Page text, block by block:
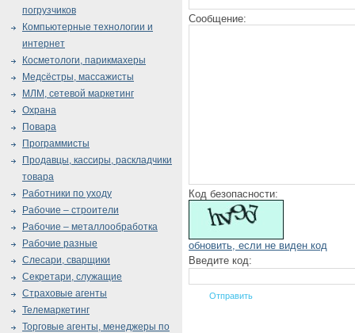
Сообщение:
Код безопасности:
обновить, если не виден код
Введите код:
погрузчиков
Компьютерные технологии и
интернет
Косметологи, парикмахеры
Медсёстры, массажисты
МЛМ, сетевой маркетинг
Охрана
Повара
Программисты
Продавцы, кассиры, раскладчики
товара
Работники по уходу
Рабочие – строители
Рабочие – металлообработка
Рабочие разные
Слесари, сварщики
Секретари, служащие
Страховые агенты
Телемаркетинг
Торговые агенты, менеджеры по